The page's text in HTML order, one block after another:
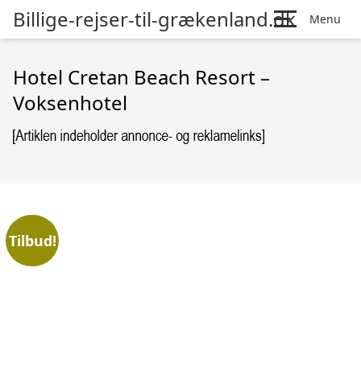
Billige-rejser-til-grækenland.dk Menu
Hotel Cretan Beach Resort –
Voksenhotel
Tilbud!